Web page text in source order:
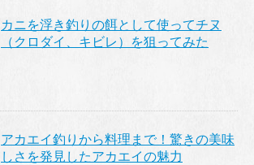
カニを浮き釣りの餌として使ってチヌ
（クロダイ、キビレ）を狙ってみた
アカエイ釣りから料理まで！驚きの美味
しさを発見したアカエイの魅力